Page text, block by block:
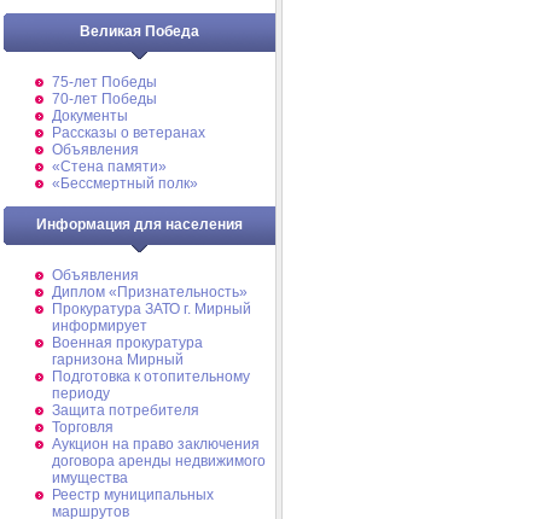
Великая Победа
75-лет Победы
70-лет Победы
Документы
Рассказы о ветеранах
Объявления
«Стена памяти»
«Бессмертный полк»
Информация для населения
Объявления
Диплом «Признательность»
Прокуратура ЗАТО г. Мирный
информирует
Военная прокуратура
гарнизона Мирный
Подготовка к отопительному
периоду
Защита потребителя
Торговля
Аукцион на право заключения
договора аренды недвижимого
имущества
Реестр муниципальных
маршрутов